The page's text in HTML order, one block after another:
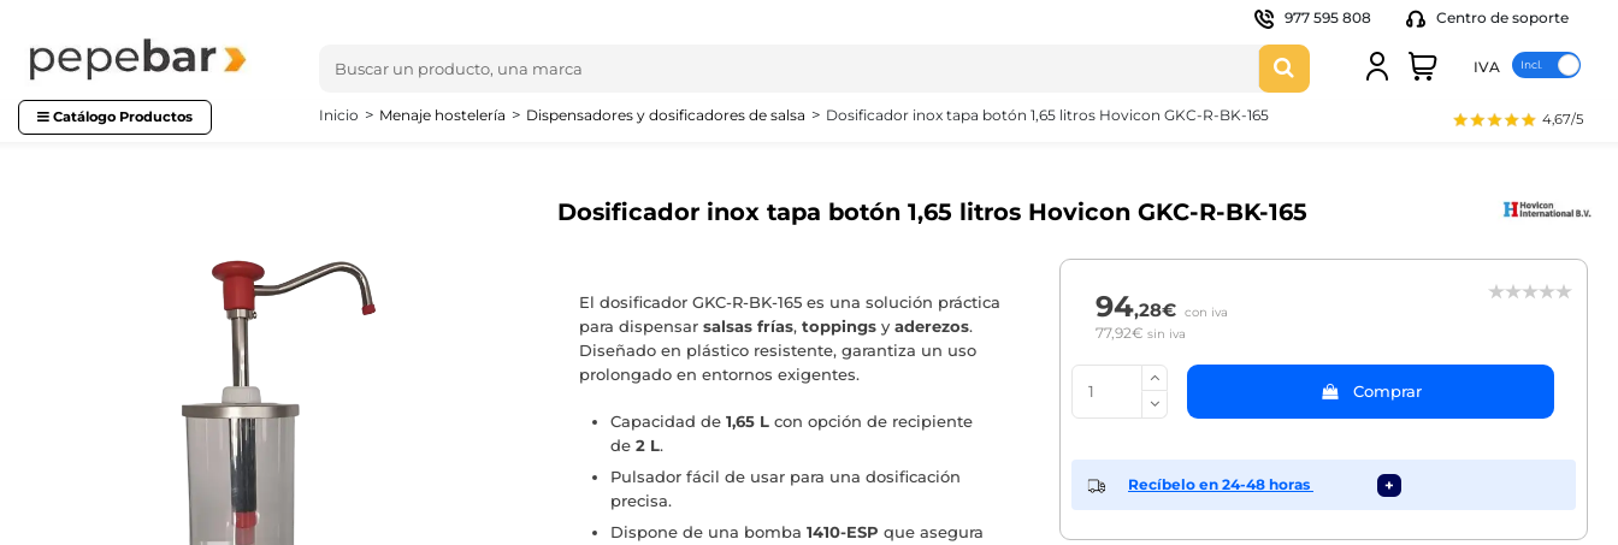
977 595 808 Centro de soporte
IVA
Catálogo Productos 4,67/5
Inicio Menaje hostelería Dispensadores y dosificadores de salsa Dosificador inox tapa botón 1,65 litros Hovicon GKC-R-BK-165
Dosificador inox tapa botón 1,65 litros Hovicon GKC-R-BK-165
El dosificador GKC-R-BK-165 es una solución práctica
para dispensar salsas frías, toppingsy aderezos.
Diseñado en plástico resistente, garantiza un uso
prolongado en entornos exigentes.
Capacidad de 1,65 Lcon opción de recipiente
de 2 L.
Pulsador fácil de usar para una dosificación
precisa.
Dispone de una bomba 1410-ESP que asegura
94,28€ con iva
77,92€ sin iva
Comprar
Recíbelo en 24-48 horas +